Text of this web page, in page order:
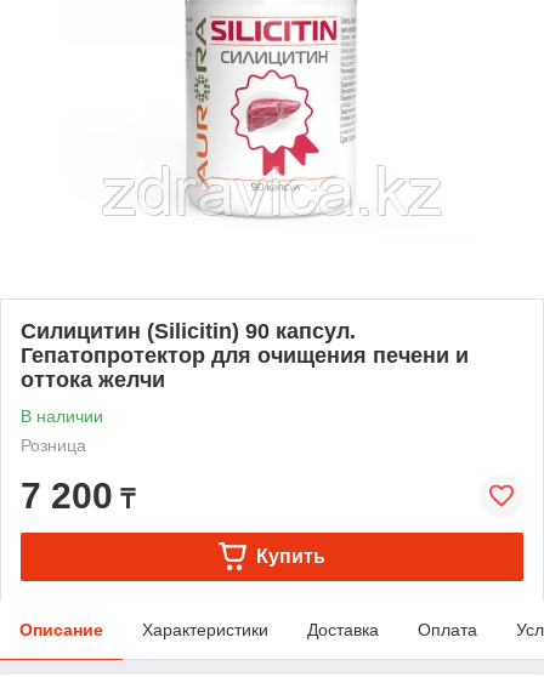
Силицитин (Silicitin) 90 капсул.
Гепатопротектор для очищения печени и
оттока желчи
В наличии
Розница
7 200 ₸
Купить
Описание Характеристики Доставка Оплата